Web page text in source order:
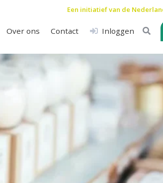
Een initiatief van de
Over ons Contact Inloggen